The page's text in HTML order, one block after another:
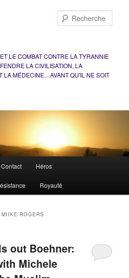
LE COMBAT CONTRE LA TYRANNIE
LA CIVILISATION, LA
LA MÉDECINE…AVANT QU'IL NE SOIT
Contact Héros
Royauté
MIIKE ROGERS
out Boehner:
Michele